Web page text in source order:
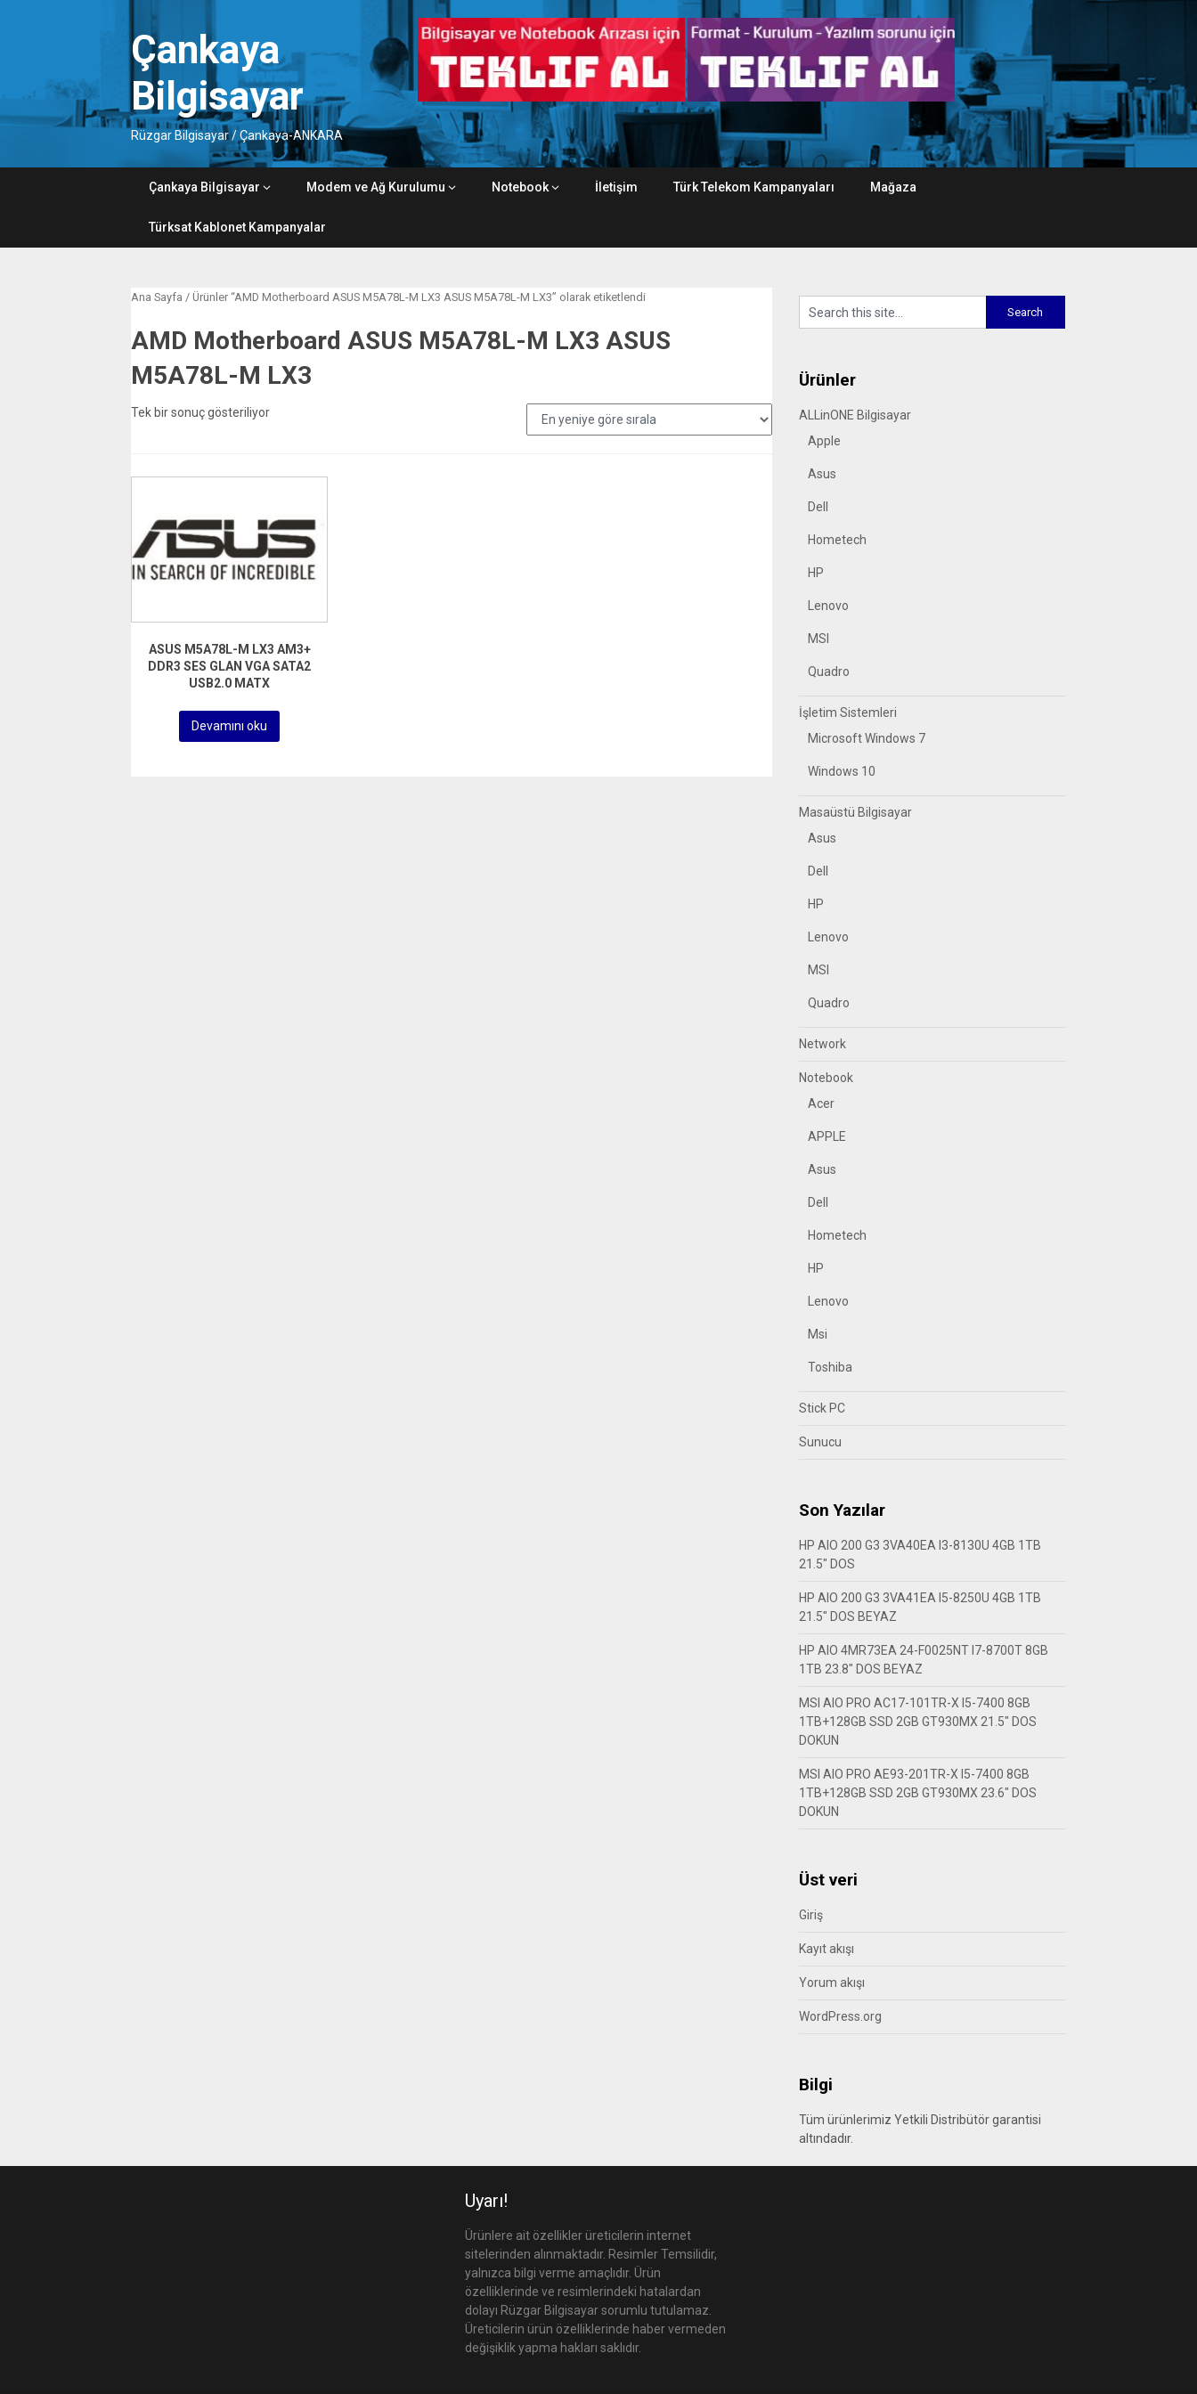
Çankaya
Bilgisayar
Rüzgar Bilgisayar / Çankaya-ANKARA
Çankaya Bilgisayar Modem ve Ağ Kurulumu Notebook İletişim Türk Telekom Kampanyaları Mağaza
Türksat Kablonet Kampanyalar
Ana Sayfa / Ürünler “AMD Motherboard ASUS M5A78L-M LX3 ASUS M5A78L-M LX3” olarak etiketlendi
AMD Motherboard ASUS M5A78L-M LX3 ASUS
M5A78L-M LX3
Tek bir sonuç gösteriliyor
ASUS M5A78L-M LX3 AM3+
DDR3 SES GLAN VGA SATA2
USB2.0 MATX
Devamını oku
Ürünler
ALLinONE Bilgisayar
Apple
Asus
Dell
Hometech
HP
Lenovo
MSI
Quadro
İşletim Sistemleri
Microsoft Windows 7
Windows 10
Masaüstü Bilgisayar
Asus
Dell
HP
Lenovo
MSI
Quadro
Network
Notebook
Acer
APPLE
Asus
Dell
Hometech
HP
Lenovo
Msi
Toshiba
Stick PC
Sunucu
Son Yazılar
HP AIO 200 G3 3VA40EA I3-8130U 4GB 1TB
21.5″ DOS
HP AIO 200 G3 3VA41EA I5-8250U 4GB 1TB
21.5″ DOS BEYAZ
HP AIO 4MR73EA 24-F0025NT I7-8700T 8GB
1TB 23.8″ DOS BEYAZ
MSI AIO PRO AC17-101TR-X I5-7400 8GB
1TB+128GB SSD 2GB GT930MX 21.5″ DOS
DOKUN
MSI AIO PRO AE93-201TR-X I5-7400 8GB
1TB+128GB SSD 2GB GT930MX 23.6″ DOS
DOKUN
Üst veri
Giriş
Kayıt akışı
Yorum akışı
WordPress.org
Bilgi
Tüm ürünlerimiz Yetkili Distribütör garantisi
altındadır.
Uyarı!
Ürünlere ait özellikler üreticilerin internet
sitelerinden alınmaktadır. Resimler Temsilidir,
yalnızca bilgi verme amaçlıdır. Ürün
özelliklerinde ve resimlerindeki hatalardan
dolayı Rüzgar Bilgisayar sorumlu tutulamaz.
Üreticilerin ürün özelliklerinde haber vermeden
değişiklik yapma hakları saklıdır.